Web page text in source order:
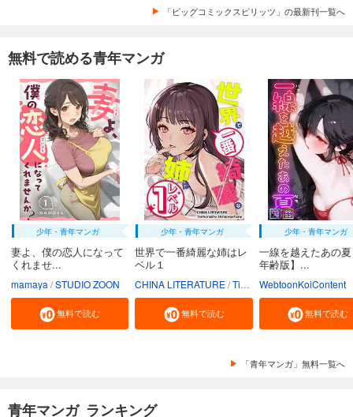
「ビッグコミックスピリッツ」の最新刊一覧へ
無料で読める青年マンガ
少年・青年マンガ
妻よ、僕の恋人になって
くれませ...
mamaya STUDIO ZOON
無料で読む
少年・青年マンガ
世界で一番綺麗な姉はレ
ベル１
CHINA LITERATURE Tiankongshu Mangongchang
無料で読む
少年・青年マンガ
一線を越えたあの
年齢版】...
WebtoonKoiContent
無料で読む
「青年マンガ」無料一覧へ
青年マンガ ランキング